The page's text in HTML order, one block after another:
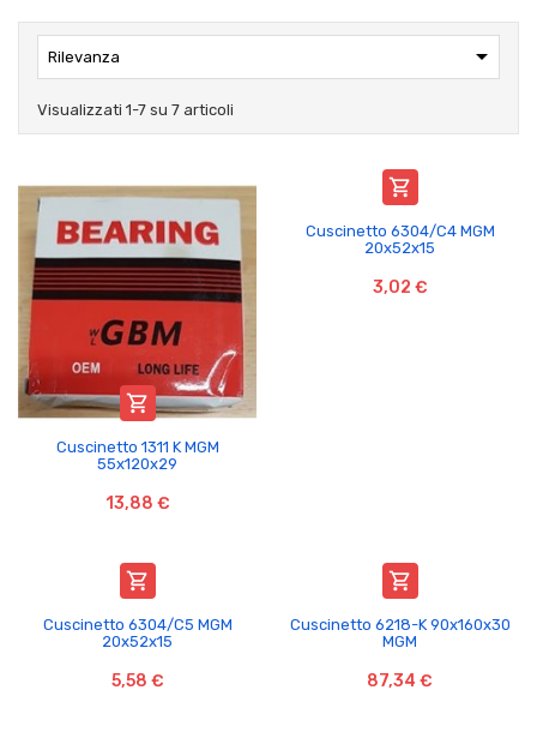
Rilevanza 
Visualizzati 1-7 su 7 articoli

Cuscinetto 1311 K MGM
55x120x29
13,88 €

Cuscinetto 6304/C4 MGM
20x52x15
3,02 €

Cuscinetto 6304/C5 MGM
20x52x15
5,58 €

Cuscinetto 6218-K 90x160x30
MGM
87,34 €